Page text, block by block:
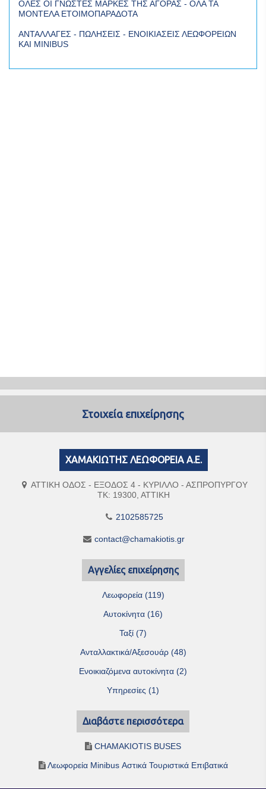
ΟΛΕΣ ΟΙ ΓΝΩΣΤΕΣ ΜΑΡΚΕΣ ΤΗΣ ΑΓΟΡΑΣ - ΟΛΑ ΤΑ
ΜΟΝΤΕΛΑ ΕΤΟΙΜΟΠΑΡΑΔΟΤΑ
ΑΝΤΑΛΛΑΓΕΣ - ΠΩΛΗΣΕΙΣ - ΕΝΟΙΚΙΑΣΕΙΣ ΛΕΩΦΟΡΕΙΩΝ
ΚΑΙ MINIBUS
Στοιχεία επιχείρησης
ΧΑΜΑΚΙΩΤΗΣ ΛΕΩΦΟΡΕΙΑ Α.Ε.
ΑΤΤΙΚΗ ΟΔΟΣ - ΕΞΟΔΟΣ 4 - ΚΥΡΙΛΛΟ - ΑΣΠΡΟΠΥΡΓΟΥ
ΤΚ: 19300, ΑΤΤΙΚΗ
2102585725
contact@chamakiotis.gr
Αγγελίες επιχείρησης
Λεωφορεία (119)
Αυτοκίνητα (16)
Ταξί (7)
Ανταλλακτικά/Αξεσουάρ (48)
Ενοικιαζόμενα αυτοκίνητα (2)
Υπηρεσίες (1)
Διαβάστε περισσότερα
CHAMAKIOTIS BUSES
Λεωφορεία Minibus Αστικά Τουριστικά Επιβατικά